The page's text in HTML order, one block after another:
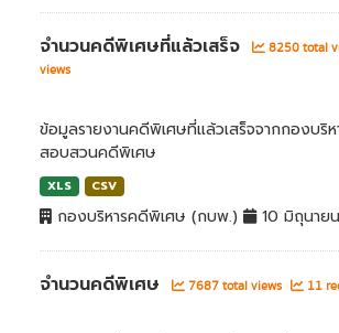
จำนวนคดีพิเศษที่แล้วเสร็จ 8250 total
views
ข้อมูลรายงานคดีพิเศษที่แล้วเสร็จจากกองบริ
สอบสวนคดีพิเศษ
XLS CSV
กองบริหารคดีพิเศษ (กบพ.) 10 มิถุนาย
จำนวนคดีพิเศษ 7687 total views 11